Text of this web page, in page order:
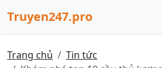
Truyen247.pro
Trang chủ
Tin tức